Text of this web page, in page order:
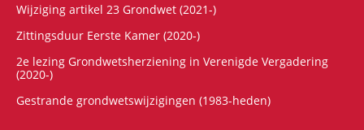
Wijziging artikel 23 Grondwet (2021-)
Zittingsduur Eerste Kamer (2020-)
2e lezing Grondwetsherziening in Verenigde Vergadering
(2020-)
Gestrande grondwetswijzigingen (1983-heden)